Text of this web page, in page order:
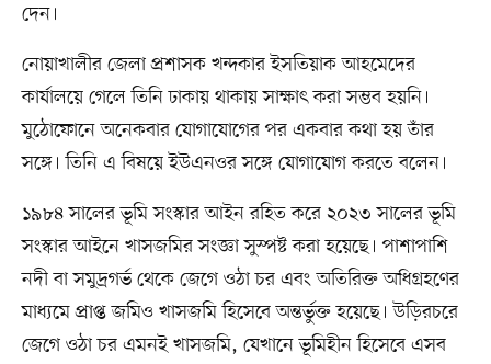
দেন।
নোয়াখালীর জেলা প্রশাসক খন্দকার ইসতিয়াক আহমেদের
কার্যালয়ে গেলে তিনি ঢাকায় থাকায় সাক্ষাৎ করা সম্ভব হয়নি।
মুঠোফোনে অনেকবার যোগাযোগের পর একবার কথা হয় তাঁর
সঙ্গে। তিনি এ বিষয়ে ইউএনওর সঙ্গে যোগাযোগ করতে বলেন।
১৯৮৪ সালের ভূমি সংস্কার আইন রহিত করে ২০২৩ সালের ভূমি
সংস্কার আইনে খাসজমির সংজ্ঞা সুস্পষ্ট করা হয়েছে। পাশাপাশি
নদী বা সমুদ্রগর্ভ থেকে জেগে ওঠা চর এবং অতিরিক্ত অধিগ্রহণের
মাধ্যমে প্রাপ্ত জমিও খাসজমি হিসেবে অন্তর্ভুক্ত হয়েছে। উড়িরচরে
জেগে ওঠা চর এমনই খাসজমি, যেখানে ভূমিহীন হিসেবে এসব